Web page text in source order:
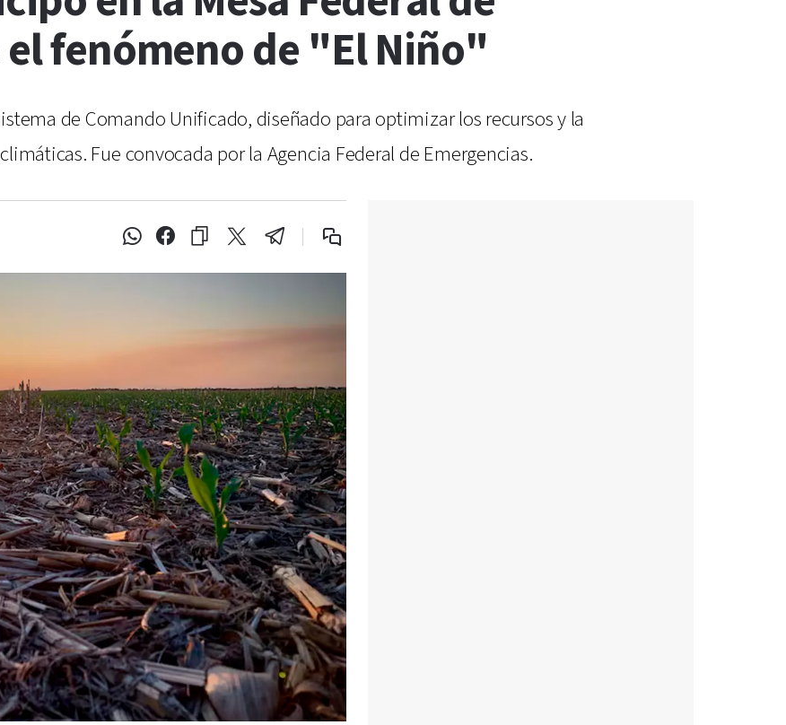
fenómeno de "El Niño"
de Comando Unificado, diseñado para optimizar los recursos y la
Fue convocada por la Agencia Federal de Emergencias.